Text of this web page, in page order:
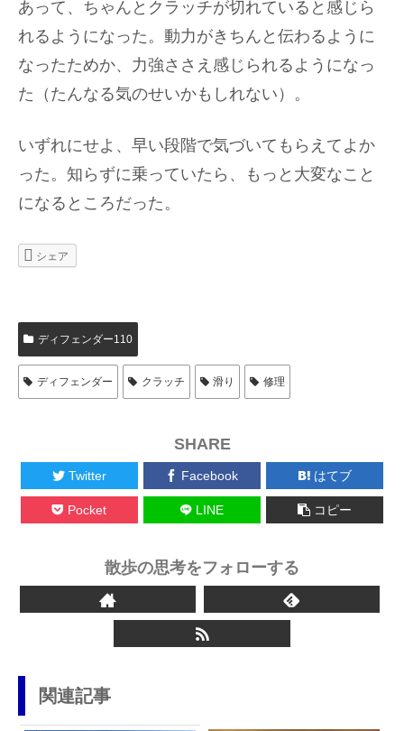
あって、ちゃんとクラッチが切れていると感じら
れるようになった。動力がきちんと伝わるように
なったためか、力強ささえ感じられるようになっ
た（たんなる気のせいかもしれない）。
いずれにせよ、早い段階で気づいてもらえてよか
った。知らずに乗っていたら、もっと大変なこと
になるところだった。
シェア
ディフェンダー110
ディフェンダー クラッチ 滑り 修理
SHARE
Twitter Facebook はてブ
Pocket LINE コピー
散歩の思考をフォローする
関連記事